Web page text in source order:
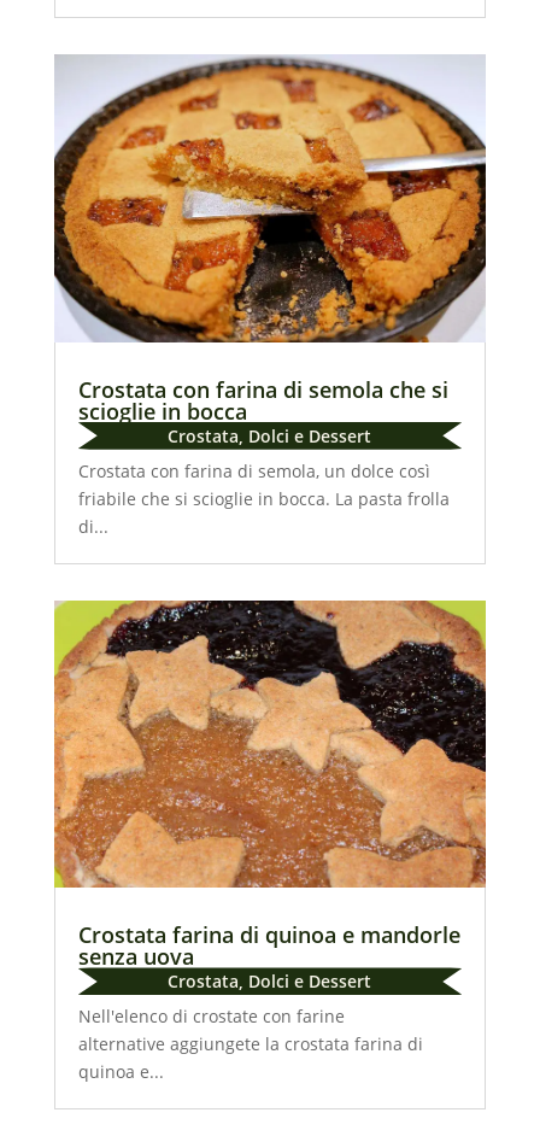
Crostata con farina di semola che si
scioglie in bocca
Crostata Dolci e Dessert
Crostata con farina di semola, un dolce così
friabile che si scioglie in bocca. La pasta frolla
di...
Crostata farina di quinoa e mandorle
senza uova
Crostata, Dolci e Dessert
Nell'elenco di crostate con farine
alternative aggiungete la crostata farina di
quinoa e...